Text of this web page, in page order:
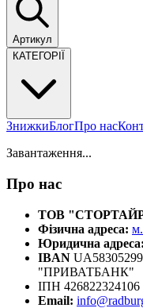
Артикул
КАТЕГОРІЇ
ЗнижкиБлогПро нас
Завантаження...
Про нас
ТОВ
Фізична адреса:
Юридична адреса:
IBAN
"ПРИВАТБАНК"
ІПН
Email: